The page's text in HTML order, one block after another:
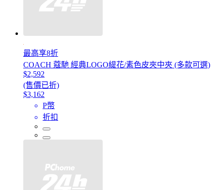
最高享8折
COACH 蔻馳 經典LOGO緹花/素色皮夾中夾 (多款可選)
$2,592
(售價已折)
$3,162
P幣
折扣